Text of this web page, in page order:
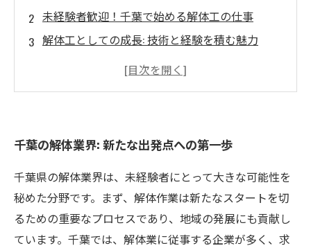
未経験者歓迎！千葉で始める解体工の仕事
解体工としての成長: 技術と経験を積む魅力
千葉の企業が支える解体業: スキルアップのチャ
始めよう、解体業での新しいキャリア: あなたの
成長を応援します
千葉の解体業界: 新たな出発点への第一歩
千葉県の解体業界は、未経験者にとって大きな可能性を
秘めた分野です。まず、解体作業は新たなスタートを切
るための重要なプロセスであり、地域の発展にも貢献し
ています。千葉では、解体業に従事する企業が多く、求